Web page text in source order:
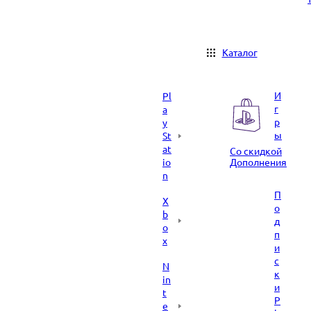
Каталог
Pl
a
y
St
at
io
n
X
b
o
x
N
in
t
e
И
г
р
ы
Со скидкой
Дополнения
П
о
д
п
и
с
к
и
P